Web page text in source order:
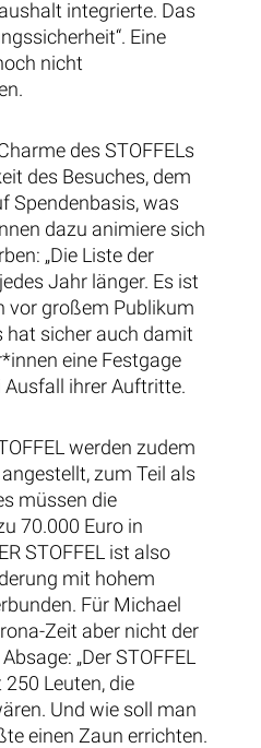
integrierte. Das
Eine
nicht
des STOFFELs
des Besuches, dem
Spendenbasis, was
dazu animiere sich
„Die Liste der
Jahr länger. Es ist
vor großem Publikum
hat sicher auch damit
eine Festgage
ihrer Auftritte.
werden zudem
zum Teil als
müssen die
70.000 Euro in
STOFFEL ist also
mit hohem
Für Michael
Zeit aber nicht der
„Der STOFFEL
Leuten, die
Und wie soll man
einen Zaun errichten.